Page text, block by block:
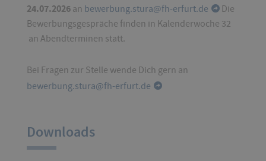
24.07.2026 an bewerbung.stura@fh-erfurt.de
Die
Bewerbungsgespräche finden in Kalenderwoche 32
an Abendterminen statt.
Bei Fragen zur Stelle wende Dich gern an
bewerbung.stura@fh-erfurt.de
Downloads